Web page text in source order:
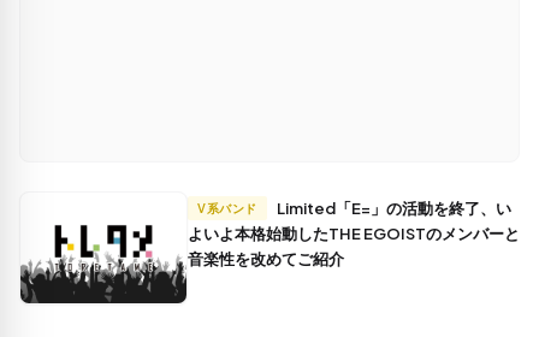
V系バンド
よいよ本格始動したTHE EGOISTのメンバーと
音楽性を改めてご紹介